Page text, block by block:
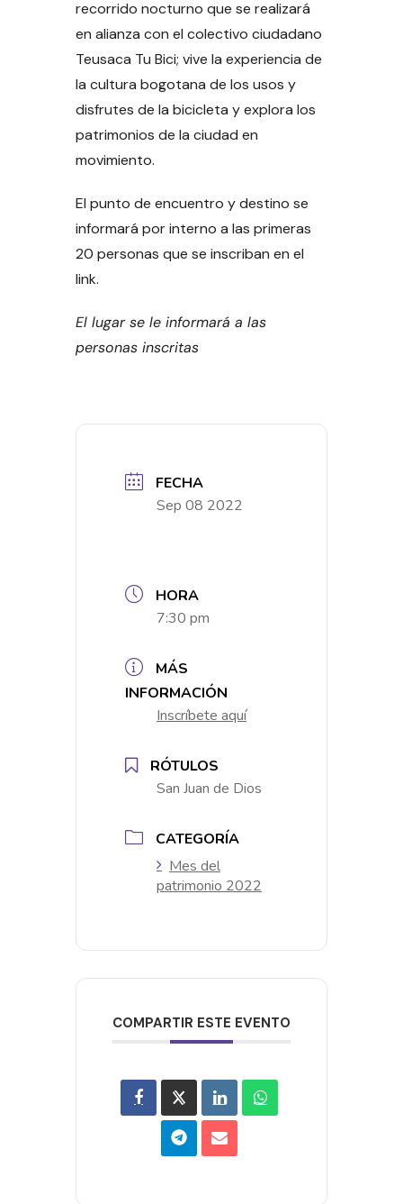
recorrido nocturno que se realizará
en alianza con el colectivo ciudadano
Teusaca Tu Bici; vive la experiencia de
la cultura bogotana de los usos y
disfrutes de la bicicleta y explora los
patrimonios de la ciudad en
movimiento.
El punto de encuentro y destino se
informará por interno a las primeras
20 personas que se inscriban en el
link.
El lugar se le informará a las
personas inscritas
FECHA
Sep 08 2022
HORA
7:30 pm
MÁS
INFORMACIÓN
Inscríbete aquí
RÓTULOS
San Juan de Dios
CATEGORÍA
Mes del
patrimonio 2022
COMPARTIR ESTE EVENTO